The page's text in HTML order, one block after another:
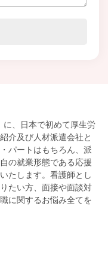
に、日本で初めて厚生労
介及び人材派遣会社と
パートはもちろん、派
の就業形態である応援
たします。看護師とし
たい方、面接や面談対
に関するお悩み全てを